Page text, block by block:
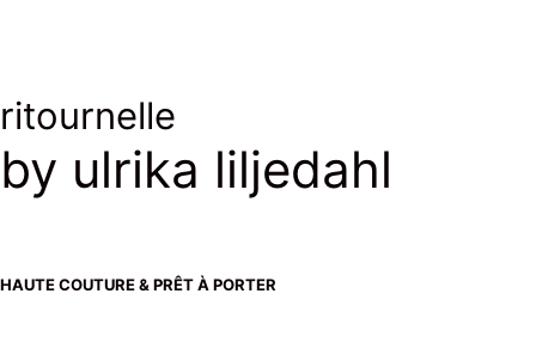
ritournelle
by ulrika liljedahl
HAUTE COUTURE & PRÊT À PORTER